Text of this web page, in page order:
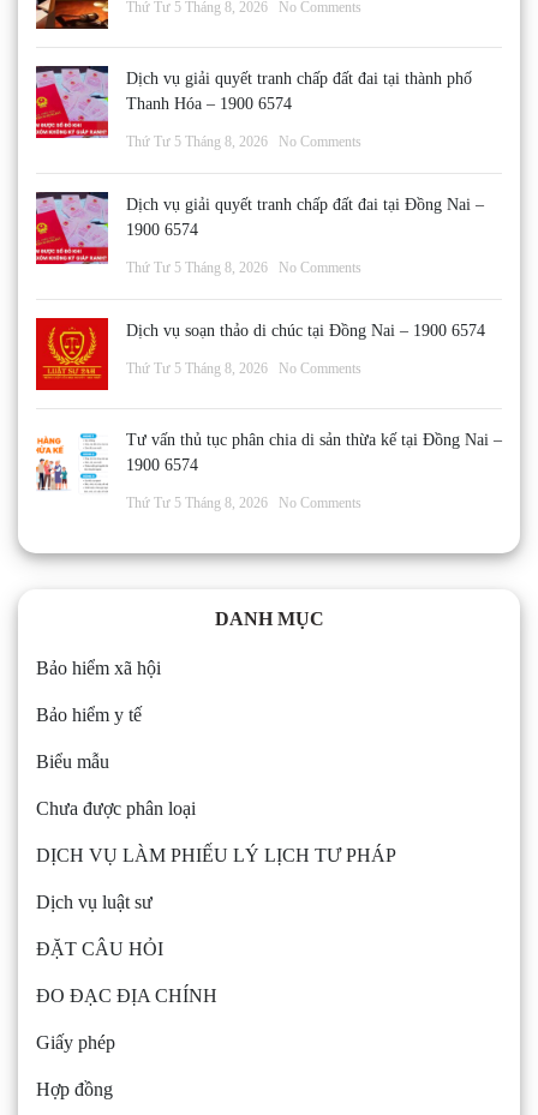
Thứ Tư 5 Tháng 8, 2026 No Comments
Dịch vụ giải quyết tranh chấp đất đai tại thành phố
Thanh Hóa – 1900 6574
Thứ Tư 5 Tháng 8, 2026 No Comments
Dịch vụ giải quyết tranh chấp đất đai tại Đồng Nai –
1900 6574
Thứ Tư 5 Tháng 8, 2026 No Comments
Dịch vụ soạn thảo di chúc tại Đồng Nai – 1900 6574
Thứ Tư 5 Tháng 8, 2026 No Comments
Tư vấn thủ tục phân chia di sản thừa kế tại Đồng Nai –
1900 6574
Thứ Tư 5 Tháng 8, 2026 No Comments
DANH MỤC
Bảo hiểm xã hội
Bảo hiểm y tế
Biểu mẫu
Chưa được phân loại
DỊCH VỤ LÀM PHIẾU LÝ LỊCH TƯ PHÁP
Dịch vụ luật sư
ĐẶT CÂU HỎI
ĐO ĐẠC ĐỊA CHÍNH
Giấy phép
Hợp đồng